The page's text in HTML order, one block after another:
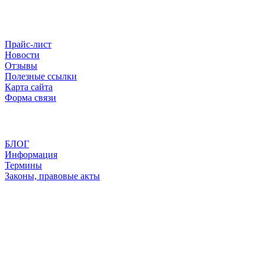
Прайс-лист
Новости
Отзывы
Полезные ссылки
Карта сайта
Форма связи
БЛОГ
Информация
Термины
Законы, правовые акты